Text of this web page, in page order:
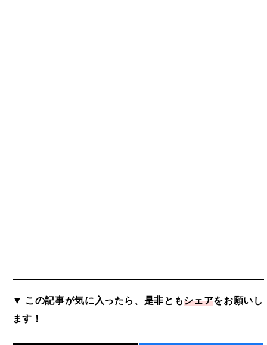
▼ この記事が気に入ったら、是非ともシェアをお願いし
ます！